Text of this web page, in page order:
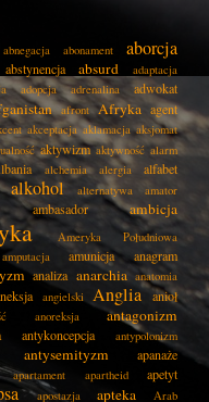
abnegacja abonament aborcja
abstynencja absurd
adaptacja
adopcja adrenalina adwokat
afront Afryka agent
akceptacja aklamacja aksjomat
aktywizm aktywność alarm
alchemia alergia alfabet
alkohol alternatywa
amator
ambasador ambicja
Ameryka Południowa
amputacja amunicja anagram
analiza anarchia anatomia
angielski Anglia anioł
anoreksja antagonizm
antykoncepcja
antypolonizm
antysemityzm apanaże
apartament apartheid apetyt
apostazja apteka Arab